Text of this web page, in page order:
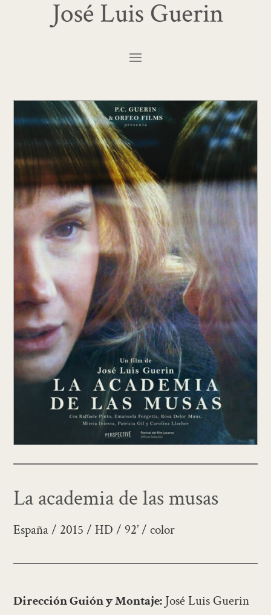
La academia de las musas
España / 2015 / HD / 92’ / color
Dirección Guión y Montaje: José Luis Guerin